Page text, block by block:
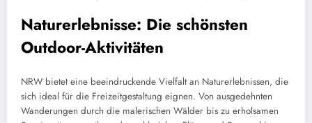
Naturerlebnisse: Die schönsten
Outdoor-Aktivitäten
NRW bietet eine beeindruckende Vielfalt an Naturerlebnissen, die
sich ideal für die Freizeitgestaltung eignen. Von ausgedehnten
Wanderungen durch die malerischen Wälder bis zu erholsamen